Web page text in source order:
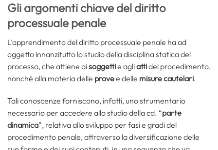
Gli argomenti chiave del diritto
processuale penale
L’apprendimento del diritto processuale penale ha ad
oggetto innanzitutto lo studio della disciplina statica del
processo, che attiene aisoggettie agliattidel procedimento,
nonché alla materia delle provee delle misure cautelari.
Tali conoscenze forniscono, infatti, uno strumentario
necessario per accedere allo studio della cd. “parte
dinamica”, relativa allo sviluppo per fasi e gradi del
procedimento penale, attraverso la diversificazione delle